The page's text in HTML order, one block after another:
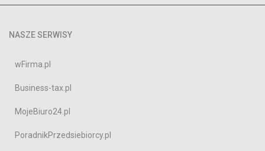
NASZE SERWISY
wFirma.pl
Business-tax.pl
MojeBiuro24.pl
PoradnikPrzedsiebiorcy.pl